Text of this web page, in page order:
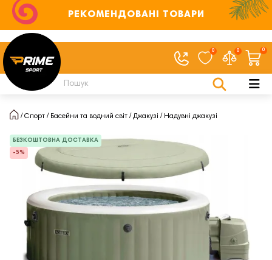
РЕКОМЕНДОВАНІ ТОВАРИ
0 0 0
Спорт Басейни та водний світ Джакузі Надувні джакузі
БЕЗКОШТОВНА ДОСТАВКА
-5%